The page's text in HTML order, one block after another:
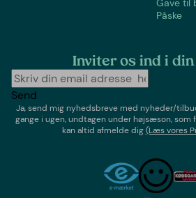
Gave til
Påske
Inviter os ind i
Send
Ja, send mig nyhedsbreve med nyheder/
gange i ugen,undtagen under højsæson, som
kan altid afmelde dig(Læs vores